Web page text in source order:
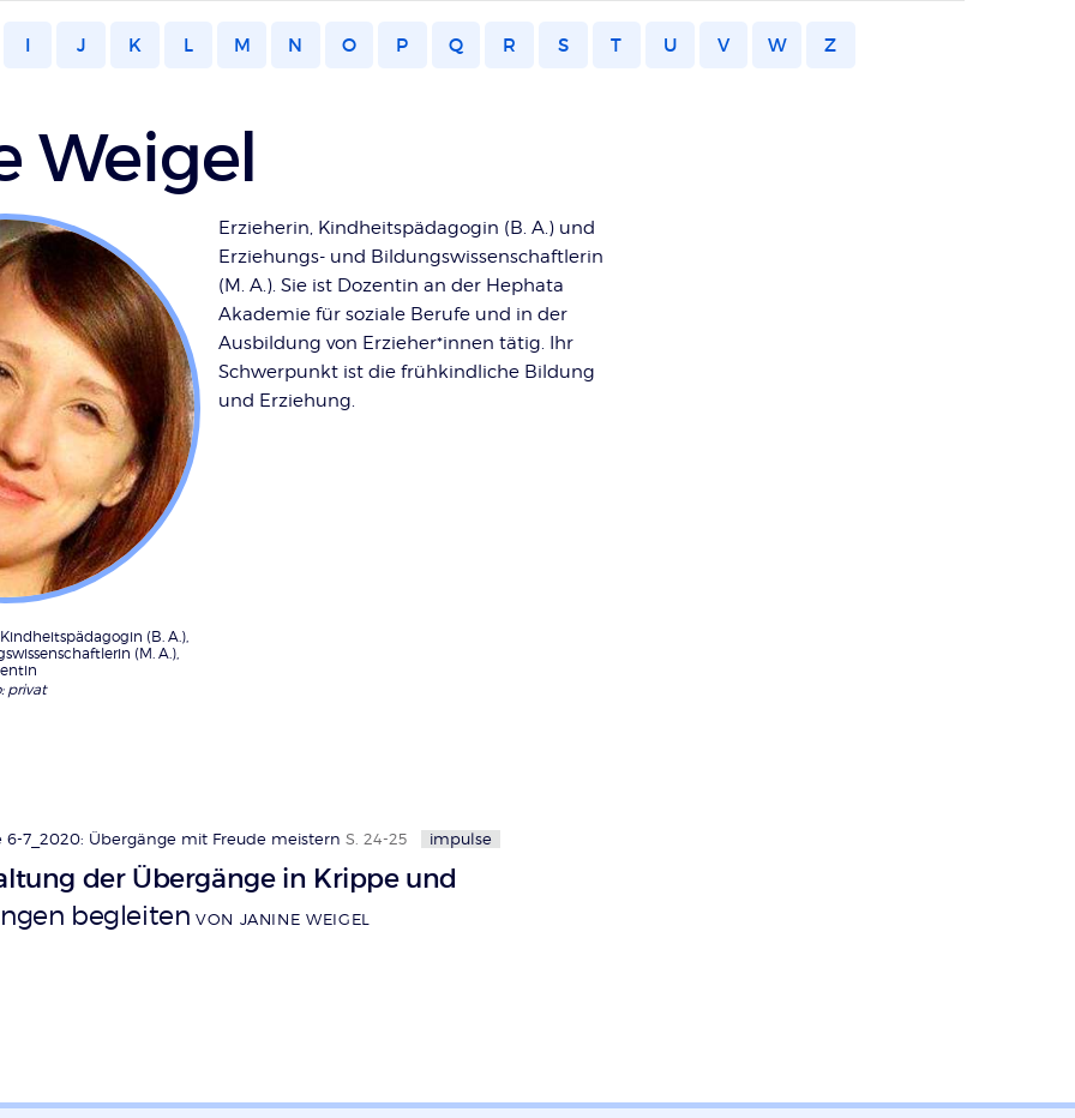
I J K L M N O P Q R S T U V W Z
Weigel
(B. A.),
(M. A.),
privat
Erzieherin, Kindheitspädagogin (B. A.) und
Erziehungs- und Bildungswissenschaftlerin
(M. A.). Sie ist Dozentin an der Hephata
Akademie für soziale Berufe und in der
Ausbildung von Erzieher*innen tätig. Ihr
Schwerpunkt ist die frühkindliche Bildung
und Erziehung.
6-7_2020: Übergänge mit Freude meistern S. 24-25 impulse
der Übergänge in Krippe und
begleiten VON JANINE WEIGEL